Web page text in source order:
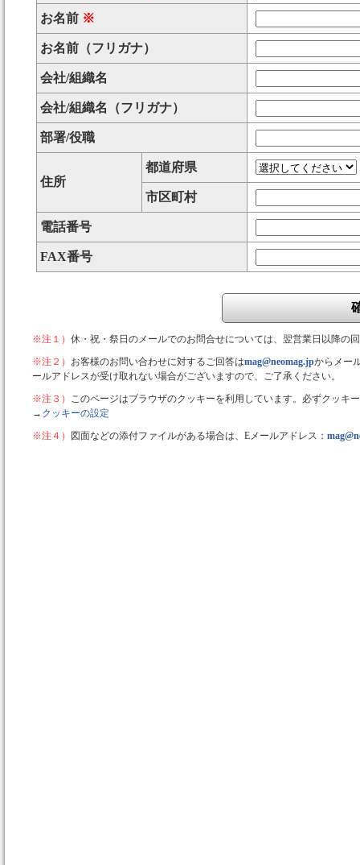
お名前 ※
お名前（フリガナ）
会社/組織名
会社/組織名（フリガナ）
部署/役職
住所
都道府県
市区町村
電話番号
FAX番号
※注１） 休・祝・祭日のメールでのお問合せについては、翌営業日以降の
※注２） お客様のお問い合わせに対するご回答はmag@neomag.jpからメー
ールアドレスが受け取れない場合がございますので、ご了承ください。
※注３） このページはブラウザのクッキーを利用しています。必ずクッキ
→ クッキーの設定
※注４）
図面などの添付ファイルがある場合は、Eメールアドレス：